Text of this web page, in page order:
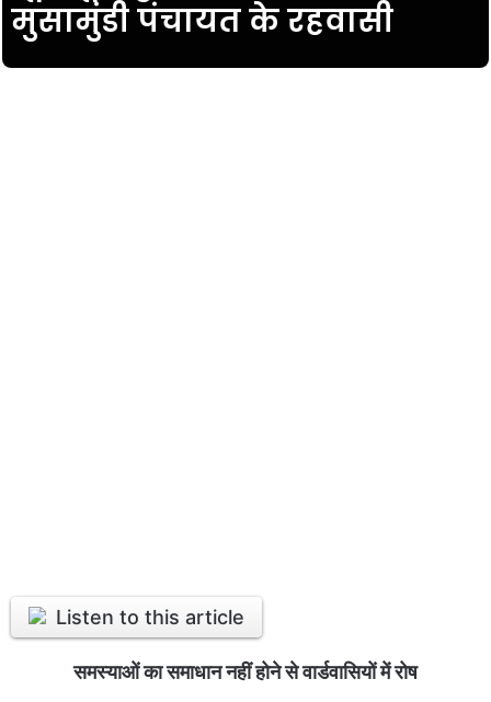
मुसामुंडी पंचायत के रहवासी
Listen to this article
समस्याओं का समाधान नहीं होने से वार्डवासियों में रोष